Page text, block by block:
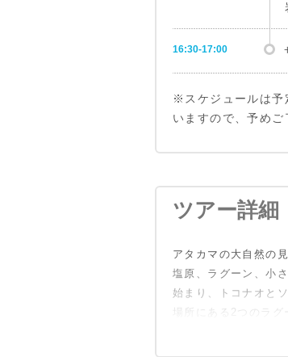
16:30-17:00
※スケジュールは予
いますので、予めご
ツアー詳細
アタカマの大自然の
塩原、ラグーン、小
始まり、トコナオと
場所にある2つのラグ